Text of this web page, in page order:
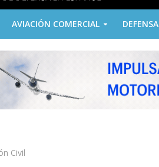
AVIACIÓN COMERCIAL DEFENSA
Civil